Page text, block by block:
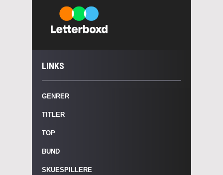
LINKS
GENRER
TITLER
TOP
BUND
SKUESPILLERE